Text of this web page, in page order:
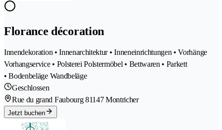
Florance décoration
Innendekoration • Innenarchitektur • Inneneinrichtungen • Vorhänge
Vorhangservice • Polsterei Polstermöbel • Bettwaren • Parkett
• Bodenbeläge Wandbeläge
Geschlossen
Rue du grand Faubourg 81147 Montricher
Jetzt buchen